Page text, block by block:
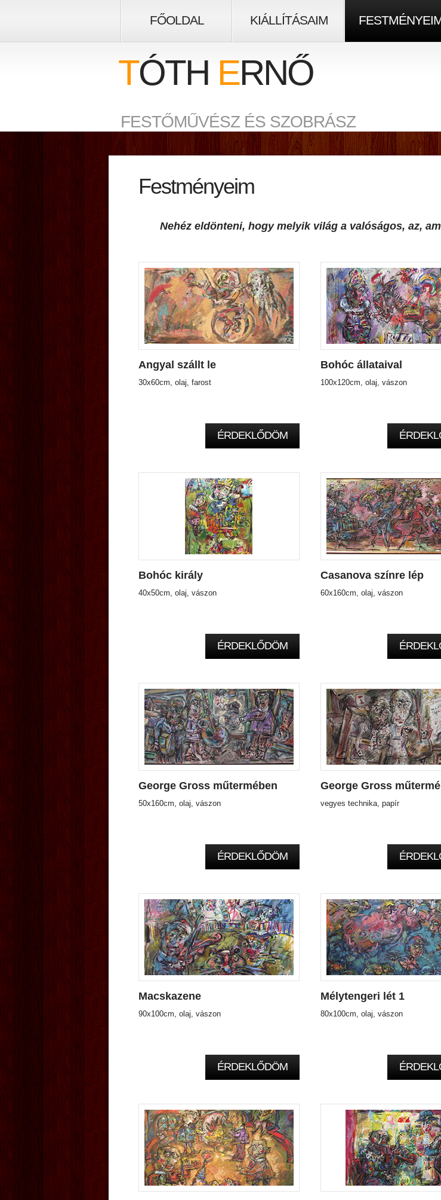
FŐOLDAL KIÁLLÍTÁSAIM
TÓTH ERNŐ
FESTŐMŰVÉSZ ÉS SZOBRÁSZ
Festményeim
 Nehéz eldönteni, hogy melyik világ a valóságos, az,
Angyal szállt le
30x60cm, olaj, farost
ÉRDEKLŐDÖM
Bohóc állataival
100x120cm, olaj, vászon
Bohóc király
40x50cm, olaj, vászon
ÉRDEKLŐDÖM
Casanova színre lép
60x160cm, olaj, vászon
George Gross műtermében
50x160cm, olaj, vászon
ÉRDEKLŐDÖM
George Gross
vegyes technika, papír
Macskazene
90x100cm, olaj, vászon
ÉRDEKLŐDÖM
Mélytengeri lét 1
80x100cm, olaj, vászon